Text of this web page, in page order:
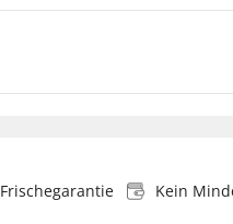
Frischegarantie Kein